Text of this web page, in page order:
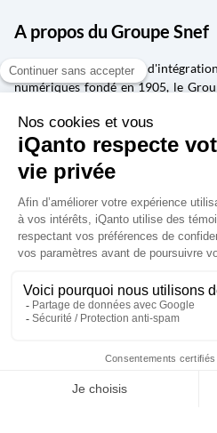
A propos du Groupe Snef
Groupe d'ingénierie,
numériques fondé en 1905, le
d’intégration et maintenance
mécaniques ; de conception
industrielles ; de la transformation
donnée et de la cybersécurité ;
spécialisés dans la conception, la
performance.
Accessibilité : Partiellement
conforme